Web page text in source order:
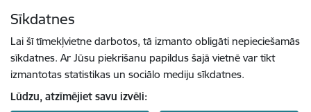
Sīkdatnes
Lai šī tīmekļvietne darbotos, tā izmanto obligāti nepieciešamās
sīkdatnes. Ar Jūsu piekrišanu papildus šajā vietnē var tikt
izmantotas statistikas un sociālo mediju sīkdatnes.
Lūdzu, atzīmējiet savu izvēli: